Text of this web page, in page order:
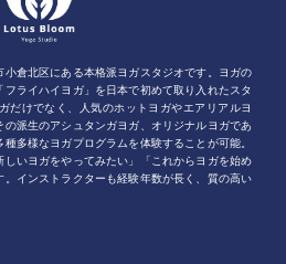
倉北区にある本格派ヨガスタジオです。ヨガの
ライハイヨガ」を日本で初めて取り入れたスタ
だけでなく、人気のホットヨガやエアリアルヨ
派生のアシュタンガヨガ、オリジナルヨガであ
多様なヨガプログラムを体験することが可能。
しいヨガをやってみたい」「これからヨガを始め
インストラクターも経験年数が長く、質の高い